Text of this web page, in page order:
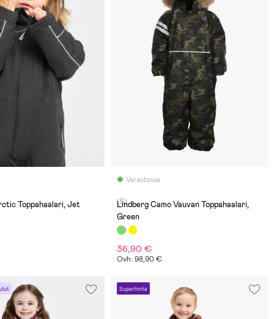
Toppahaalari, Jet
Varastossa
(5)
Lindberg Camo Vauvan Toppahaalari,
Green
36,90 €
Ovh: 98,90 €
Superhinta